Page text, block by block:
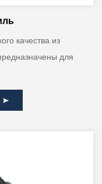
качества из
для